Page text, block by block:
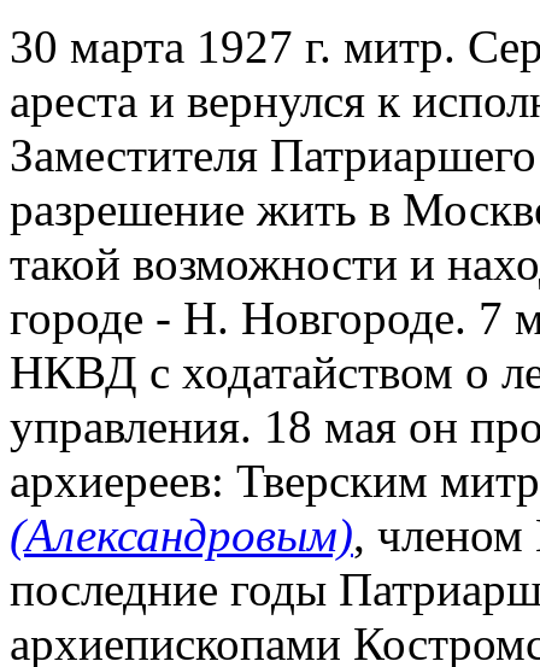
30 марта 1927 г. митр.
ареста и вернулся к
Заместителя
разрешение жить в
такой возможности и
городе - Н. Новгороде. 7
НКВД с ходатайством о
управления. 18 мая он
архиереев: Тверским
(Александровым), членом
последние годы
архиепископами